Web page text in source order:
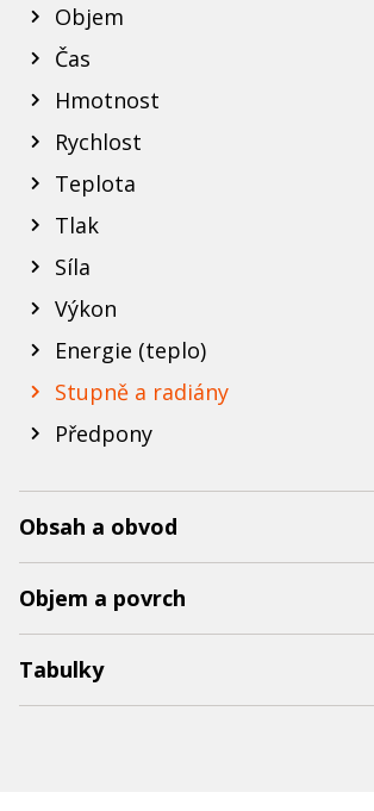
Objem
Čas
Hmotnost
Rychlost
Teplota
Tlak
Síla
Výkon
Energie (teplo)
Stupně a radiány
Předpony
Obsah a obvod
Objem a povrch
Tabulky